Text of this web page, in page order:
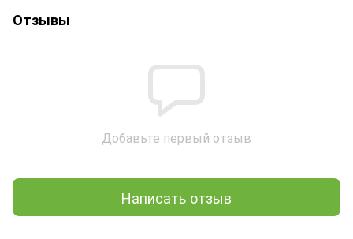
Отзывы
Добавьте первый отзыв
Написать отзыв